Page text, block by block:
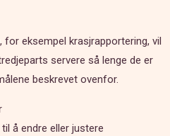
for eksempel krasjrapportering, vil
servere så lenge de er
beskrevet ovenfor.
å endre eller justere